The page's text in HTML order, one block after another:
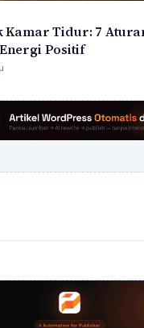
Kamar Tidur: 7
Positif